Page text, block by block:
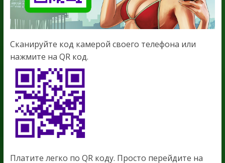
Сканируйте код камерой своего телефона или
нажмите на QR код.
Платите легко по QR коду. Просто перейдите на